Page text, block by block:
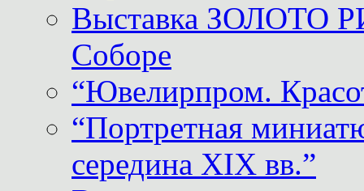
Выставка ЗОЛОТО
Соборе
“Ювелирпром.
“Портретная
середина XIX вв.”